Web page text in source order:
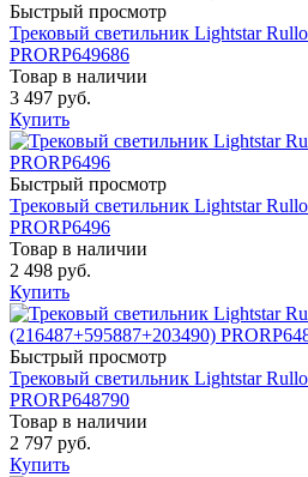
Быстрый просмотр
Трековый светильник Lightstar
PRORP649686
Товар в наличии
3 497 руб.
Купить
Быстрый просмотр
Трековый светильник Lightstar
PRORP6496
Товар в наличии
2 498 руб.
Купить
Быстрый просмотр
Трековый светильник Lightstar
PRORP648790
Товар в наличии
2 797 руб.
Купить